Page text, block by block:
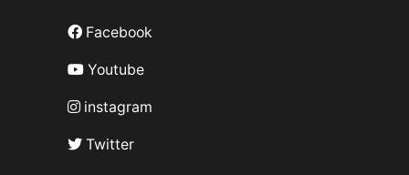
Facebook
Youtube
instagram
Twitter